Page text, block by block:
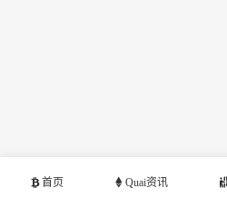
首页 Quai资讯